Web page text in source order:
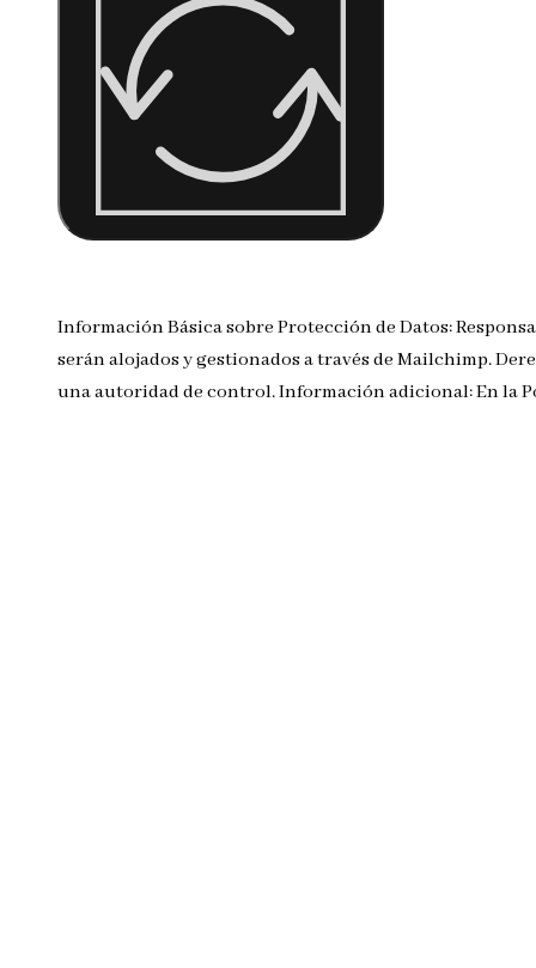
Información Básica sobre Protección de Datos:
serán alojados y gestionados a través de Mailchimp.
una autoridad de control. Información adicional: En la